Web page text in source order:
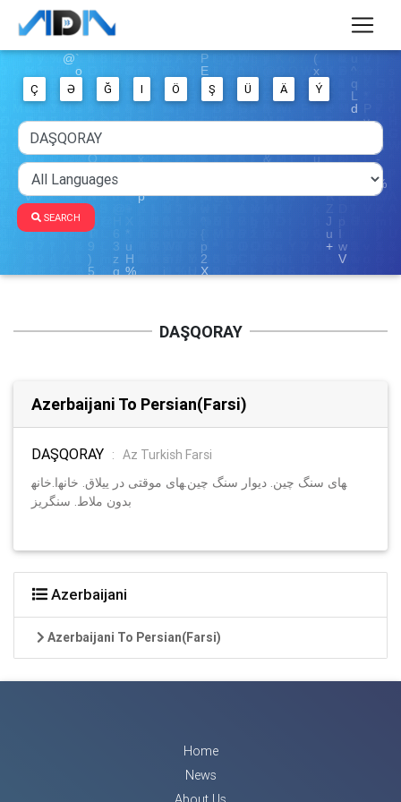
Ç Ə Ğ I Ö Ş Ü Ä Ý
SEARCH
DAŞQORAY
Azerbaijani To Persian(Farsi)
DAŞQORAY : Az Turkish Farsi
ا.خانه‎های موقتی در ییلاق. خانه‎های سنگ چین. دیوار سنگ چین.
بدون ملاط. سنگریز
Azerbaijani
Azerbaijani To Persian(Farsi)
Home
News